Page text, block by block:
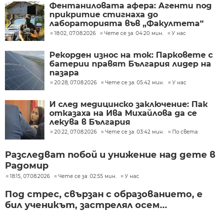
Фентаниловата афера: Агенти под
прикритие стигнаха до
лабораторията във „Факултета“
18:02, 07.08.2026 Чете се за: 04:20 мин. У нас
Рекорден износ на ток: Парковете с
батерии правят България лидер на
пазара
20:28, 07.08.2026 Чете се за: 05:42 мин. У нас
И след медицинско заключение: Пак
отказаха на Ива Михайлова да се
лекува в България
20:22, 07.08.2026 Чете се за: 03:42 мин. По света
Разследват побой и унижение над дете в
Радомир
18:15, 07.08.2026 Чете се за: 02:55 мин. У нас
Под стрес, свързан с образованието, е
бил ученикът, застрелял осем...